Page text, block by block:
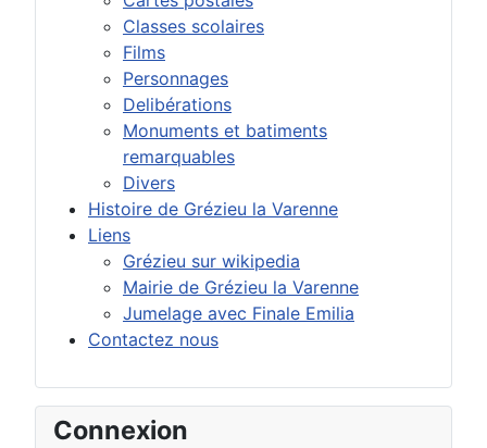
Classes scolaires
Films
Personnages
Delibérations
Monuments et batiments
remarquables
Divers
Histoire de Grézieu la Varenne
Liens
Grézieu sur wikipedia
Mairie de Grézieu la Varenne
Jumelage avec Finale Emilia
Contactez nous
Connexion